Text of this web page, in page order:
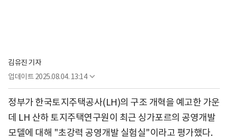
김유진 기자
업데이트 2025.08.04. 13:14
정부가 한국토지주택공사(LH)의 구조 개혁을 예고한 가운
데 LH 산하 토지주택연구원이 최근 싱가포르의 공영개발
모델에 대해 "초강력 공영개발 실험실"이라고 평가했다.